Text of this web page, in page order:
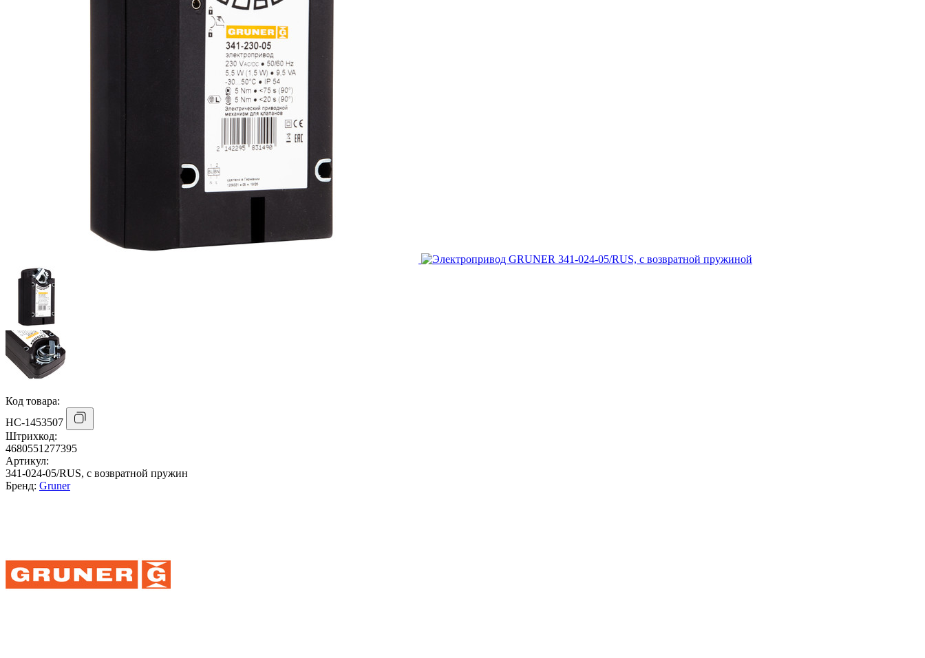
Код товара:
НС-1453507
Штрихкод:
4680551277395
Артикул:
341-024-05/RUS, с возвратной пружин
Бренд: Gruner